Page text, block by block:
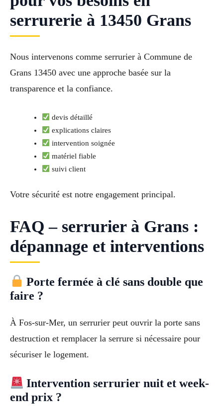
serrurerie à 13450 Grans
Nous intervenons comme serrurier à Commune de
Grans 13450 avec une approche basée sur la
transparence et la confiance.
devis détaillé
explications claires
intervention soignée
matériel fiable
suivi client
Votre sécurité est notre engagement principal.
FAQ – serrurier à Grans :
dépannage et interventions
Porte fermée à clé sans double que
faire ?
À Fos-sur-Mer, un serrurier peut ouvrir la porte sans
destruction et remplacer la serrure si nécessaire pour
sécuriser le logement.
Intervention serrurier nuit et week-
end prix ?